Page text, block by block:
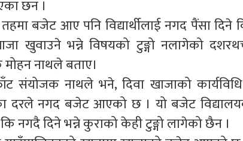
छन ।
बजेट आए पनि विद्यार्थीलाई नगद पैंसा दिने
खुवाउने भन्ने विषयको टुङ्गो नलागेको
नाथले बताए।
संयोजक नाथले भने, दिवा खाजाको कार्यविधि
दरले नगद बजेट आएको छ । यो बजेट
नगदै दिने भन्ने कुराको केही टुङ्गो लागेको छैन ।